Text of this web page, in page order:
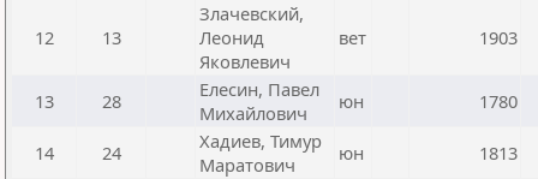
12 13
Злачевский,
Леонид
Яковлевич
вет 1903
13 28
Елесин, Павел
Михайлович
юн 1780
14 24
Хадиев, Тимур
Маратович
юн 1813